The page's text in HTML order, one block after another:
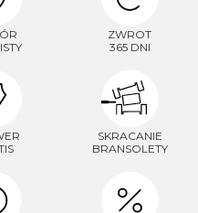
ZWROT
365 DNI
SKRACANIE
BRANSOLETY